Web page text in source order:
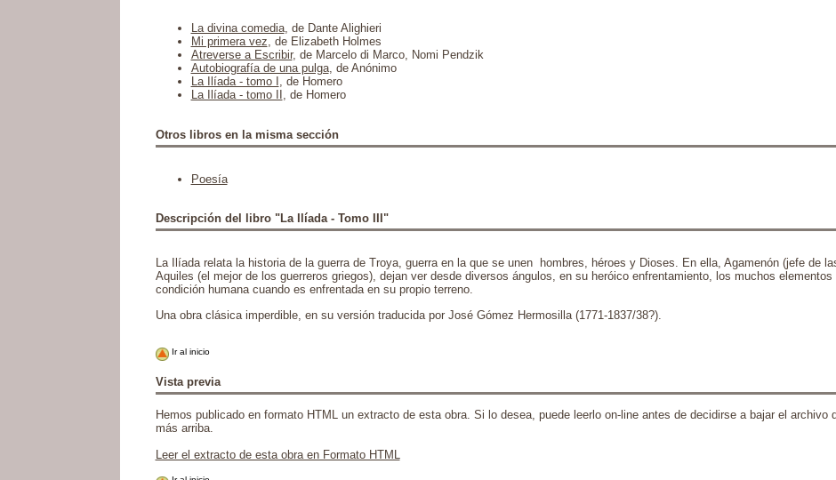
La divina comedia, de Dante Alighieri
Mi primera vez, de Elizabeth Holmes
Atreverse a Escribir, de Marcelo di Marco, Nomi Pendzik
Autobiografía de una pulga, de Anónimo
La Ilíada - tomo I , de Homero
La Ilíada - tomo II , de Homero
Otros libros en la misma sección
Poesía
Descripción del libro "La Ilíada - Tomo III"
La Ilíada relata la historia de la guerra de Troya, guerra en la que se unen hombres, héroes y Dioses. En ella, Agamenón (jefe de
Aquiles (el mejor de los guerreros griegos), dejan ver desde diversos ángulos, en su heróico enfrentamiento, los muchos elementos
condición humana cuando es enfrentada en su propio terreno.
Una obra clásica imperdible, en su versión traducida por José Gómez Hermosilla (1771-1837/38?).
Ir al inicio
Vista previa
Hemos publicado en formato HTML un extracto de esta obra. Si lo desea, puede leerlo on-line antes de decidirse a bajar el archivo
más arriba.
Leer el extracto de esta obra en Formato HTML